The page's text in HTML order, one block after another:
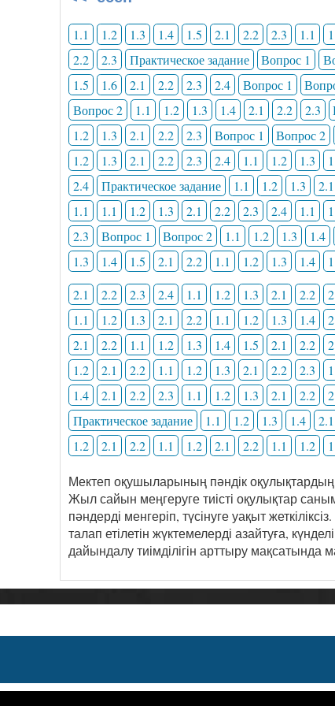
1.1 1.2 1.3 1.4 1.5 2.1 2.2 2.3 1.1
2.2
2.3 Практическое задание Вопрос 1
1.5
1.6 2.1 2.2 2.3 2.4 Вопрос 1
Вопрос 2
1.1 1.2 1.3 1.4 2.1 2.2 2.3
1.2
1.3 2.1 2.2 2.3 Вопрос 1 Вопрос 2
1.2
1.3 2.1 2.2 2.3 2.4 1.1 1.2 1.3
2.4
Практическое задание 1.1 1.2 1.3 2.1
1.1
1.1 1.2 1.3 2.1 2.2 2.3 2.4 1.1
2.3
Вопрос 1 Вопрос 2 1.1 1.2 1.3 1.4
1.3
1.4 1.5 2.1 2.2 1.1 1.2 1.3 1.4
2.1
2.2 2.3 2.4 1.1 1.2 1.3 2.1 2.2
1.1
1.2 1.3 2.1 2.2 1.1 1.2 1.3 1.4
2.1
2.2 1.1 1.2 1.3 1.4 1.5 2.1 2.2
1.2
2.1 2.2 1.1 1.2 1.3 2.1 2.2 2.3
1.4
2.1 2.2 2.3 1.1 1.2 1.3 2.1 2.2
Практическое задание
1.1 1.2 1.3 1.4 2.1
1.2
2.1 2.2 1.1 1.2 2.1 2.2 1.1 1.2
Мектеп оқушыларының пәндік
Жыл сайын меңгеруге тиісті оқулықтар
пәндерді менгеріп, түсінуге уақыт
талап етілетін жүктемелерді азайтуға,
дайындалу тиімділігін арттыру